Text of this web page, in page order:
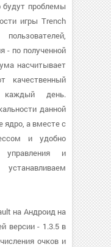
будут проблемы
игры Trench
- по полученной
насчитывает
каждый день.
данной
ядро, а вместе с
и удобно
управления и
на Андроид на
версии - 1.3.5 в
очков и